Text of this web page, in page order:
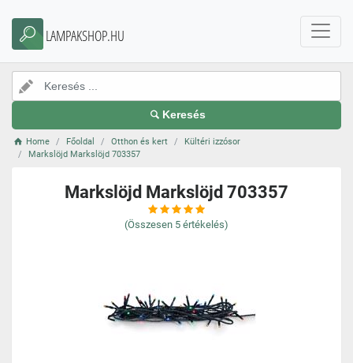
LAMPAKSHOP.HU
Keresés
Home Főoldal Otthon és kert
Kültéri izzósor
Markslöjd Markslöjd 703357
Markslöjd Markslöjd 703357
(Összesen 5 értékelés)